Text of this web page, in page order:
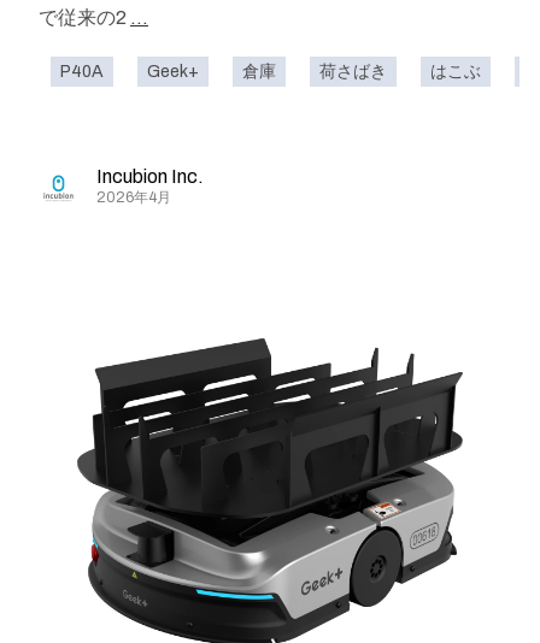
で従来の2 ...
P40A Geek+ 倉庫 荷さばき はこぶ
Incubion Inc.
2026年4月